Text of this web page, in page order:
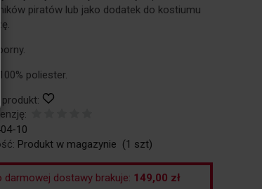
piratów lub jako dodatek do kostiumu
100% poliester.
produkt:
10
Produkt w magazynie (1 szt)
darmowej dostawy brakuje: 149,00 zł